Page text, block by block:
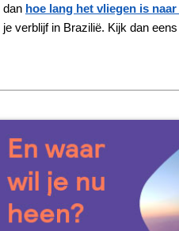
dan hoe lang het vliegen is
verblijf in Brazilië. Kijk dan